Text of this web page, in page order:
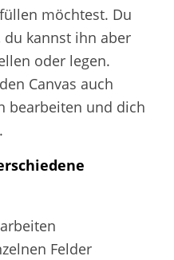
möchtest. Du
kannst ihn aber
oder legen.
Canvas auch
bearbeiten und dich
Felder